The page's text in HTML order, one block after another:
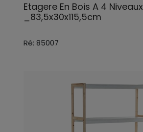
Etagere En Bois A 4 Niveaux
_83,5x30x115,5cm
Ré: 85007